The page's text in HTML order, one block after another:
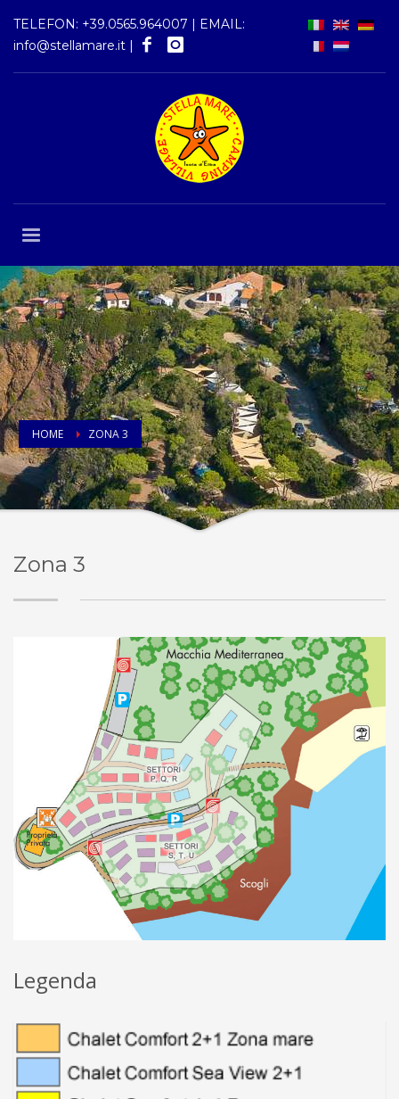
TELEFON: +39.0565.964007 | EMAIL:
info@stellamare.it |
HOME ZONA 3
Zona 3
Legenda